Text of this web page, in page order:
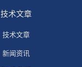
技术文章
技术文章
新闻资讯